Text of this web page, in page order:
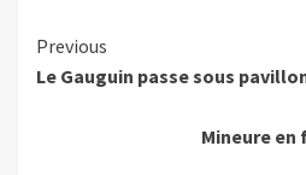
Continue
Reading
Previous
Le Gauguin passe sous
Mineure en